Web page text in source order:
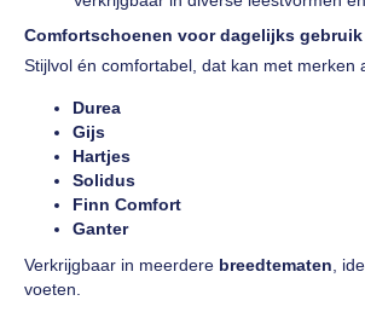
Comfortschoenen voor dagelijks gebruik
Stijlvol én comfortabel, dat kan met merken
Durea
Gijs
Hartjes
Solidus
Finn Comfort
Ganter
Verkrijgbaar in meerdere breedtematen,
voeten.